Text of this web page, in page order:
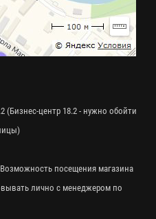
(Бизнес-центр 18.2 - нужно обойти
посещения магазина
лично с менеджером по